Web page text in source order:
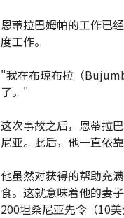
恩蒂拉巴姆帕的工作已
度工作。
"我在布琼布拉（
了。"
这次事故之后，恩蒂拉
尼亚。此后，他一直依
他虽然对获得的帮助充
食。这就意味着他的妻
200坦桑尼亚先令（10